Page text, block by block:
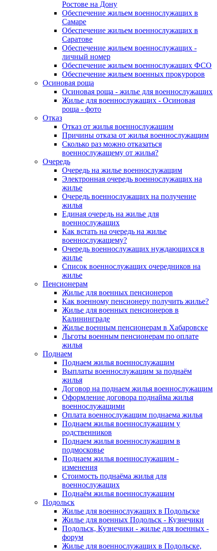
Ростове на Дону
Обеспечение жильем военнослужащих в
Самаре
Обеспечение жильем военнослужащих в
Саратове
Обеспечение жильем военнослужащих -
личный номер
Обеспечение жильем военнослужащих ФСО
Обеспечение жильем военных прокуроров
Осиновая роща
Осиновая роща - жилье для военнослужащих
Жилье для военнослужащих - Осиновая
роща - фото
Отказ
Отказ от жилья военнослужащим
Причины отказа от жилья военнослужащим
Сколько раз можно отказаться
военнослужащему от жилья?
Очередь
Очередь на жилье военнослужащим
Электронная очередь военнослужащих на
жилье
Очередь военнослужащих на получение
жилья
Единая очередь на жилье для
военнослужащих
Как встать на очередь на жилье
военнослужащему?
Очередь военнослужащих нуждающихся в
жилье
Список военнослужащих очередников на
жилье
Пенсионерам
Жилье для военных пенсионеров
Как военному пенсионеру получить жилье?
Жилье для военных пенсионеров в
Калининграде
Жилье военным пенсионерам в Хабаровске
Льготы военным пенсионерам по оплате
жилья
Поднаем
Поднаем жилья военнослужащим
Выплаты военнослужащим за поднаём
жилья
Договор на поднаем жилья военнослужащим
Оформление договора поднайма жилья
военнослужащими
Оплата военнослужащим поднаема жилья
Поднаем жилья военнослужащим у
родственников
Поднаем жилья военнослужащим в
подмосковье
Поднаем жилья военнослужащим -
изменения
Стоимость поднаёма жилья для
военнослужащих
Поднаём жилья военнослужащим
Подольск
Жилье для военнослужащих в Подольске
Жилье для военных Подольск - Кузнечики
Подольск, Кузнечики - жилье для военных -
форум
Жилье для военнослужащих в Подольске,